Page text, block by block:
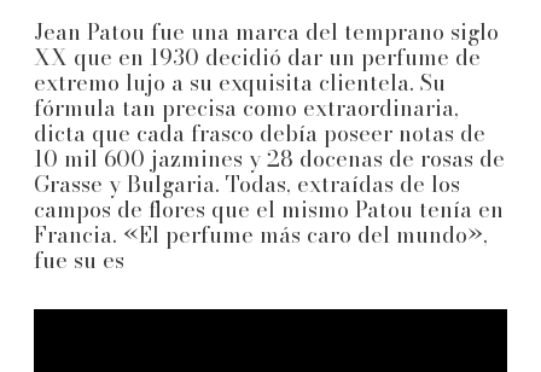
Jean Patou fue una marca del temprano siglo
XX que en 1930 decidió dar un perfume de
extremo lujo a su exquisita clientela. Su
fórmula tan precisa como extraordinaria,
dicta que cada frasco debía poseer notas de
10 mil 600 jazmines y 28 docenas de rosas de
Grasse y Bulgaria. Todas, extraídas de los
campos de flores que el mismo Patou tenía en
Francia. «El perfume más caro del mundo»,
fue su es